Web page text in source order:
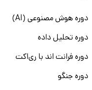
دوره هوش مصنوعی (AI)
دوره تحلیل داده
دوره فرانت اند با ری‌اکت
دوره جنگو